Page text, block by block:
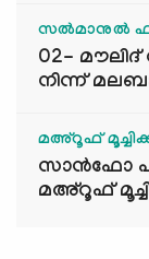
സൽമാനുൽ
02-
നിന്ന്
മഅ്റൂഫ്
സാൻഫോ
മഅ്റൂഫ്